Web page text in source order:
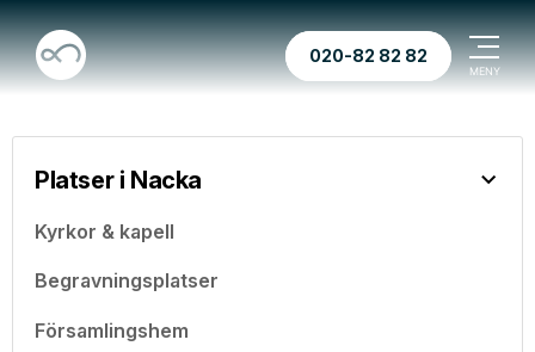
020-82 82 82
Platser i Nacka
Kyrkor & kapell
Begravningsplatser
Församlingshem